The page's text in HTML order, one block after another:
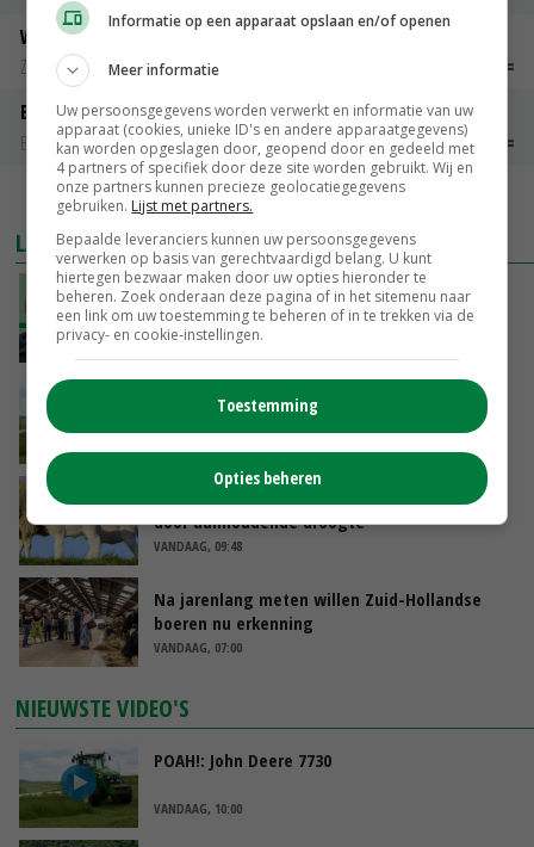
Weipoeder
Zuivel weekprijzen
Boeren Gouda 12 kg
Boerenkaas
€ 6,05 € 0,00
MEER MARKTPRIJZEN
LAATSTE NIEUWS
‘De droogte begint ver voor de grens bij
Lobith’
VANDAAG, 11:00
POAH!: John Deere 7730
Geen vee meer op Noord-Hollandse zeedijken
door aanhoudende droogte
VANDAAG, 09:48
Na jarenlang meten willen Zuid-Hollandse
boeren nu erkenning
VANDAAG, 07:00
NIEUWSTE VIDEO'S
POAH!: John Deere 7730
VANDAAG, 10:00
Informatie op een apparaat opslaan en/of openen
Meer informatie
Uw persoonsgegevens worden verwerkt en informatie van uw
apparaat (cookies, unieke ID's en andere apparaatgegevens)
kan worden opgeslagen door, geopend door en gedeeld met
4 partners of specifiek door deze site worden gebruikt. Wij en
onze partners kunnen precieze geolocatiegegevens
gebruiken. Lijst met partners.
Bepaalde leveranciers kunnen uw persoonsgegevens
verwerken op basis van gerechtvaardigd belang. U kunt
hiertegen bezwaar maken door uw opties hieronder te
beheren. Zoek onderaan deze pagina of in het sitemenu naar
een link om uw toestemming te beheren of in te trekken via de
privacy- en cookie-instellingen.
Toestemming
Opties beheren